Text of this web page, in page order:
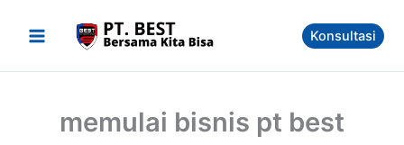
Konsultasi
memulai bisnis pt best